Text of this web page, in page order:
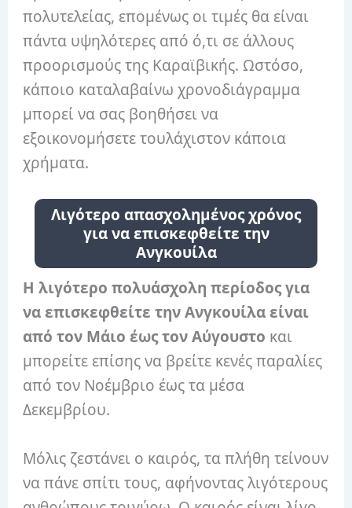
πολυτελείας, επομένως οι τιμές θα είναι
πάντα υψηλότερες από ό,τι σε άλλους
προορισμούς της Καραϊβικής. Ωστόσο,
κάποιο καταλαβαίνω χρονοδιάγραμμα
μπορεί να σας βοηθήσει να
εξοικονομήσετε τουλάχιστον κάποια
χρήματα.
Λιγότερο απασχολημένος χρόνος
για να επισκεφθείτε την
Ανγκουίλα
Η λιγότερο πολυάσχολη περίοδος για
να επισκεφθείτε την Ανγκουίλα είναι
από τον Μάιο έως τον Αύγουστο και
μπορείτε επίσης να βρείτε κενές παραλίες
από τον Νοέμβριο έως τα μέσα
Δεκεμβρίου.
Μόλις ζεστάνει ο καιρός, τα πλήθη τείνουν
να πάνε σπίτι τους, αφήνοντας λιγότερους